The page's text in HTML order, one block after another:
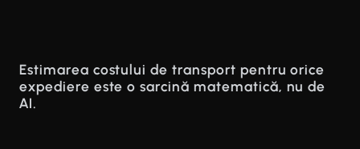
Estimarea costului de transport pentru orice
expediere este o sarcină matematică, nu de
AI.